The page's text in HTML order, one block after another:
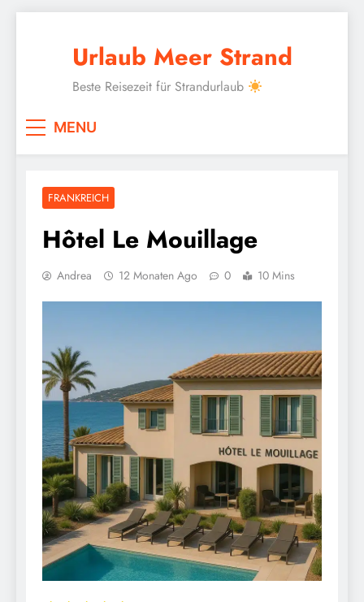
Urlaub Meer Strand
Beste Reisezeit für Strandurlaub
MENU
FRANKREICH
Hôtel Le Mouillage
Andrea 12 Monaten Ago 0 10 Mins